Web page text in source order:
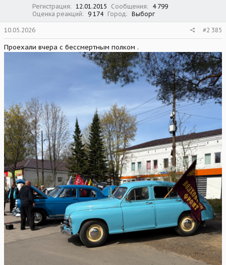
Регистрация
12.01.2015 Сообщения
4 799
Оценка реакций
9 174 Город Выборг
10.05.2026 #2 385
Проехали вчера с бессмертным полком .